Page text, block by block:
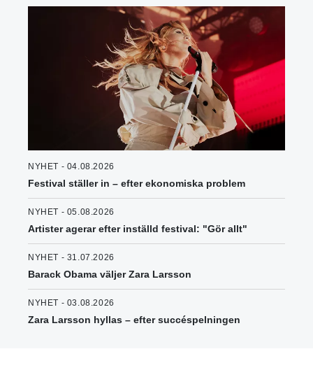
NYHET - 04.08.2026
Festival ställer in – efter ekonomiska problem
NYHET - 05.08.2026
Artister agerar efter inställd festival: "Gör allt"
NYHET - 31.07.2026
Barack Obama väljer Zara Larsson
NYHET - 03.08.2026
Zara Larsson hyllas – efter succéspelningen